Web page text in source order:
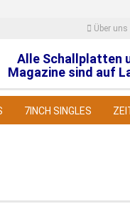
Über uns
auswählen
Alle Schallplatten
Magazine sind auf
7INCH SINGLES